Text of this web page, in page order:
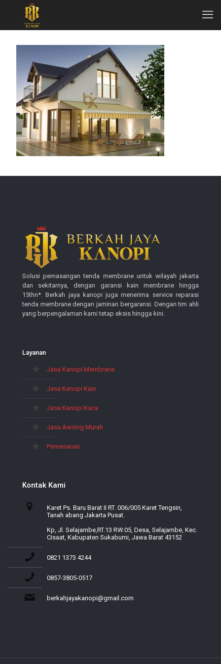
Solusi pemasangan tenda membrane untuk wilayah jakarta
dan sekitarnya, dengan garansi kain membrane hingga
15thn*. Berkah jaya kanopi juga menerima service reparasi
tenda membrane dengan jaminan bergaransi. Dengan tim ahli
yang berpengalaman kami tetap eksis hingga kini.
Layanan
Jasa Kanopi Membrane
Jasa Kanopi Kain
Jasa Kanopi Kaca
Jasa Awning Murah
Pemesanan
Kontak Kami
Karet Ps. Baru Barat II RT. 006/005 Karet Tengsin,
Tanah abang Jakarta Pusat.
Kp, Jl. Selajambe,RT.13 RW.05, Desa, Selajambe, Kec.
Cisaat, Kabupaten Sukabumi, Jawa Barat 43152
0821 1373 4244
0857-3805-0517
berkahjayakanopi@gmail.com